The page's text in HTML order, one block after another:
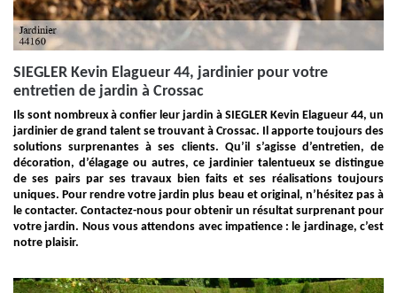
SIEGLER Kevin Elagueur 44, jardinier pour votre
entretien de jardin à Crossac
Ils sont nombreux à confier leur jardin à SIEGLER Kevin Elagueur 44, un
jardinier de grand talent se trouvant à Crossac. Il apporte toujours des
solutions surprenantes à ses clients. Qu’il s’agisse d’entretien, de
décoration, d’élagage ou autres, ce jardinier talentueux se distingue
de ses pairs par ses travaux bien faits et ses réalisations toujours
uniques. Pour rendre votre jardin plus beau et original, n’hésitez pas à
le contacter. Contactez-nous pour obtenir un résultat surprenant pour
votre jardin. Nous vous attendons avec impatience : le jardinage, c’est
notre plaisir.